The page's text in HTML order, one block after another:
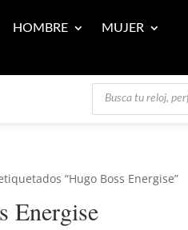
HOMBRE MUJER
Búsqueda
productos
“Hugo Boss Energise”
Energise